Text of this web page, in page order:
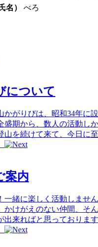
名）
べろ
について
かがりびは、昭和34年に
盛期から、数人の活動し
山を続けて来て、今日に
案内
一緒に楽しく活動しませ
かけがえのない仲間、そ
出来ればと思っております